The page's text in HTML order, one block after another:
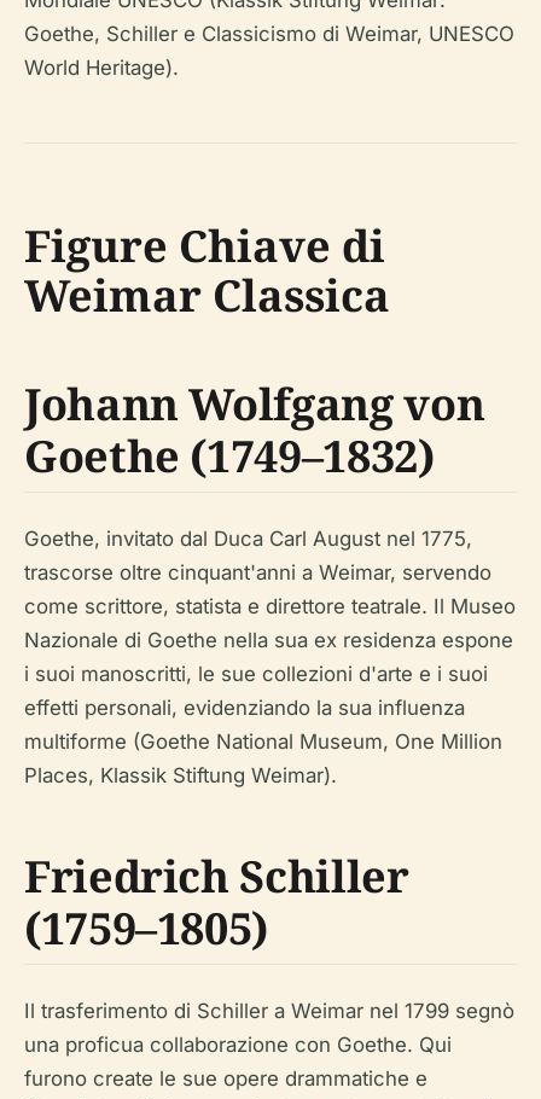
Goethe, Schiller e Classicismo di Weimar, UNESCO
World Heritage).
Figure Chiave di
Weimar Classica
Johann Wolfgang von
Goethe (1749–1832)
Goethe, invitato dal Duca Carl August nel 1775,
trascorse oltre cinquant'anni a Weimar, servendo
come scrittore, statista e direttore teatrale. Il Museo
Nazionale di Goethe nella sua ex residenza espone
i suoi manoscritti, le sue collezioni d'arte e i suoi
effetti personali, evidenziando la sua influenza
multiforme (Goethe National Museum, One Million
Places, Klassik Stiftung Weimar).
Friedrich Schiller
(1759–1805)
Il trasferimento di Schiller a Weimar nel 1799 segnò
una proficua collaborazione con Goethe. Qui
furono create le sue opere drammatiche e